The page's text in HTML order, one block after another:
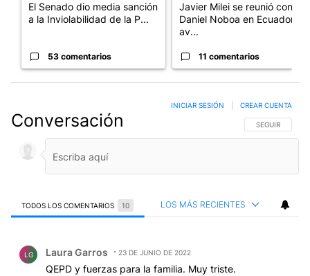
El Senado dio media sanción
a la Inviolabilidad de la P...
53 comentarios
Javier Milei se reunió con
Daniel Noboa en Ecuador y
av...
11 comentarios
Conversación SIGA ESTA
SEGUIR
INICIAR SESIÓN CREAR CUENTA
TODOS LOS COMENTARIOS 10 LOS MÁS RECIENTES
LG Laura Garros 23 DE JUNIO DE 2022
QEPD y fuerzas para la familia. Muy triste.